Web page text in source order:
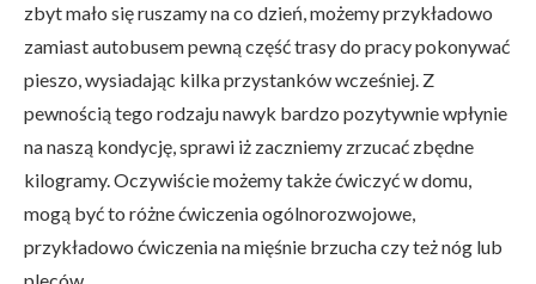
zbyt mało się ruszamy na co dzień, możemy przykładowo
zamiast autobusem pewną część trasy do pracy pokonywać
pieszo, wysiadając kilka przystanków wcześniej. Z
pewnością tego rodzaju nawyk bardzo pozytywnie wpłynie
na naszą kondycję, sprawi iż zaczniemy zrzucać zbędne
kilogramy. Oczywiście możemy także ćwiczyć w domu,
mogą być to różne ćwiczenia ogólnorozwojowe,
przykładowo ćwiczenia na mięśnie brzucha czy też nóg lub